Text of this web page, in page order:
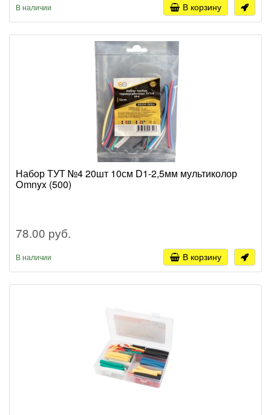
В наличии В корзину
Набор ТУТ №4 20шт 10см D1-2,5мм мультиколор
Omnyx (500)
78.00 руб.
В наличии В корзину